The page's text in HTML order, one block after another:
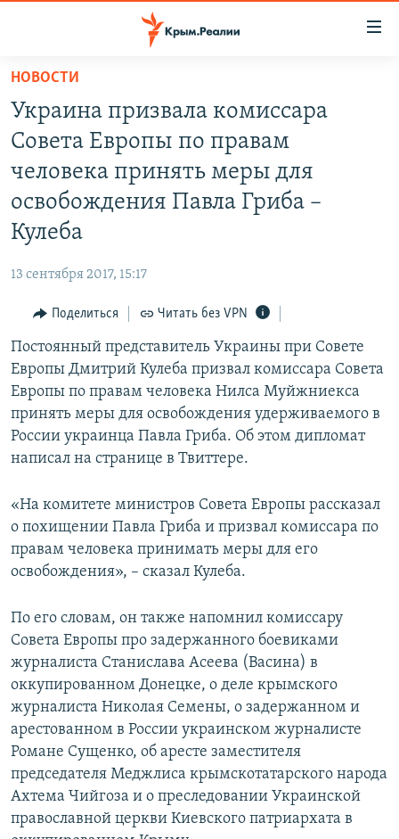
Вернуться
основному
содержанию
главной
навигации
Вернутся
СПЕЦПРОЕКТЫ
КАРТА ВОЕННЫХ ОБЪЕКТОВ КРЫМА
11 ЛЕТ ОККУПАЦИИ КРЫМА. 11 ИСТОРИЙ СОПРОТИВЛЕНИЯ
ИСТОРИЯ
ЕЩЕ
ТЕЛЕПРОЕКТ КРЫМ.РЕАЛИИ
СОВЕТЫ ПРАВОЗАЩИТНИКОВ
ПОБЕДИТЕЛЕЙ НЕ СУДЯТ?
КРЫМ.НЕПОКОРЕННЫЙ
УКРАИНСКАЯ ПРОБЛЕМА КРЫМА
КАК ОБОЙТИ БЛОКИРОВКУ
Qırımtatar
ПРИСОЕДИНЯЙТЕСЬ!
Все сайты RFE/RL
НОВОСТИ
Украина призвала комиссара
Совета Европы по правам
человека принять меры для
освобождения Павла Гриба –
Кулеба
13 сентября 2017, 15:17
Поделиться Читать без VPN
Постоянный представитель Украины при Совете
Европы Дмитрий Кулеба призвал комиссара Совета
Европы по правам человека Нилса Муйжниекса
принять меры для освобождения удерживаемого в
России украинца Павла Гриба. Об этом дипломат
написал на странице в Твиттере.
«На комитете министров Совета Европы рассказал
о похищении Павла Гриба и призвал комиссара по
правам человека принимать меры для его
освобождения», – сказал Кулеба.
По его словам, он также напомнил комиссару
Совета Европы про задержанного боевиками
журналиста Станислава Асеева (Васина) в
оккупированном Донецке, о деле крымского
журналиста Николая Семены, о задержанном и
арестованном в России украинском журналисте
Романе Сущенко, об аресте заместителя
председателя Меджлиса крымскотатарского народа
Ахтема Чийгоза и о преследовании Украинской
православной церкви Киевского патриархата в